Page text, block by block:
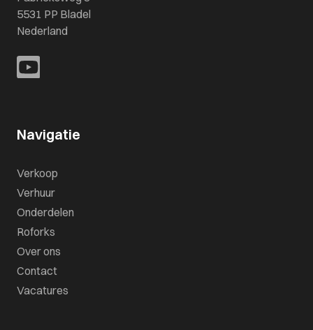
5531 PP Bladel
Nederland
Navigatie
Verkoop
Verhuur
Onderdelen
Roforks
Over ons
Contact
Vacatures